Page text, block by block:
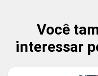
Você
interessar